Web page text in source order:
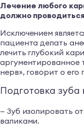
Лечение любого
должно
Исключением
пациента делать
лечить глубокий
аргументированное
нерв», говорит о
Подготовка
— Зуб изолировать
валиками.